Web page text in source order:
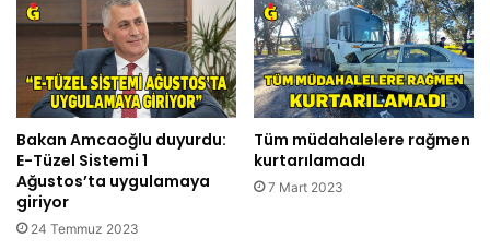
Bakan Amcaoğlu duyurdu:
E-Tüzel Sistemi 1
Ağustos’ta uygulamaya
giriyor
24 Temmuz 2023
Tüm müdahalelere rağmen
kurtarılamadı
7 Mart 2023